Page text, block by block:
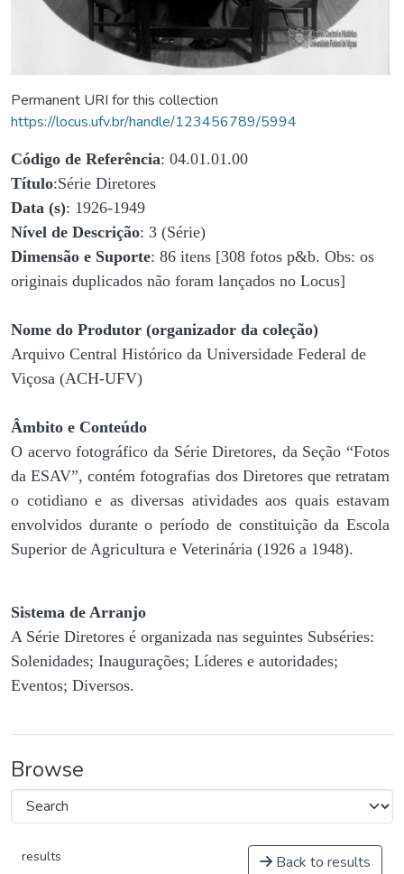
Permanent URI for this collection
https://locus.ufv.br/handle/123456789/5994
Código de Referência: 04.01.01.00
Título:Série Diretores
Data (s): 1926-1949
Nível de Descrição: 3 (Série)
Dimensão e Suporte: 86 itens [308 fotos p&b. Obs: os
originais duplicados não foram lançados no Locus]
Nome do Produtor (organizador da coleção)
Arquivo Central Histórico da Universidade Federal de
Viçosa (ACH-UFV)
Âmbito e Conteúdo
O acervo fotográfico da Série Diretores, da Seção “Fotos
da ESAV”, contém fotografias dos Diretores que retratam
o cotidiano e as diversas atividades aos quais estavam
envolvidos durante o período de constituição da Escola
Superior de Agricultura e Veterinária (1926 a 1948).
Sistema de Arranjo
A Série Diretores é organizada nas seguintes Subséries:
Solenidades; Inaugurações; Líderes e autoridades;
Eventos; Diversos.
Browse
results Back to results